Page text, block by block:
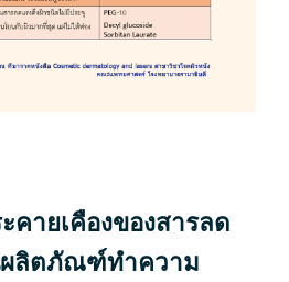
คายเคืองของสารลด
ผลิตภัณฑ์ทำความ